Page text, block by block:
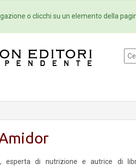
Collane
esperta di nutrizione e autrice di
o clicchi su un elemento della